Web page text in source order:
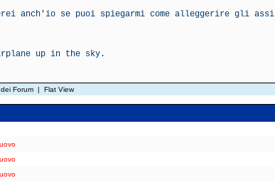
anch'io se puoi spiegarmi come alleggerire gli
up in the sky.
Forum | Flat View